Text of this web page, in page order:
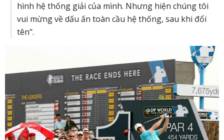
hình hệ thống giải của mình. Nhưng hiện chúng tôi
vui mừng về dấu ấn toàn cầu hệ thống, sau khi đổi
tên".